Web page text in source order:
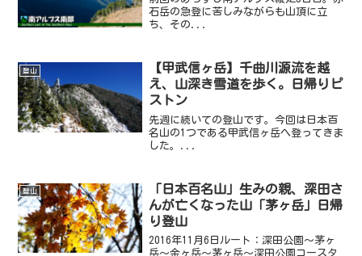
石岳の急登に苦しみながらも山頂に立
ち、その...
登山
【甲武信ヶ岳】千曲川源流を越
え、山深き雪道を歩く。日帰りピ
ストン
先週に続いての登山です。今回は日本百
名山の1つである甲武信ヶ岳へ登ってきま
した。...
登山
「日本百名山」生みの親、深田さ
んが亡くなった山「茅ヶ岳」日帰
り登山
2016年11月6日ルート：深田公園～茅ヶ
岳～金ヶ岳～茅ヶ岳～深田公園コースタ